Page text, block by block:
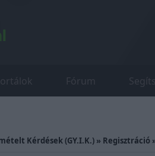
Fórum
Kérdések (GY.I.K.) » Regisztráció